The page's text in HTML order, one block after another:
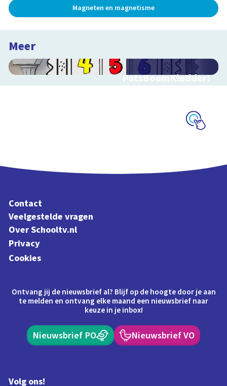
Magneten en magnetisme
Meer
PatsBoemKledder!
Speel het spel en leer
Contact
Veelgestelde vragen
Over Schooltv.nl
Privacy
Cookies
Ontvang jij de nieuwsbrief al? Blijf op de hoogte door je aan
te melden en ontvang elke maand een nieuwsbrief naar
keuze in je inbox!
Nieuwsbrief PO Nieuwsbrief VO
Volg ons!